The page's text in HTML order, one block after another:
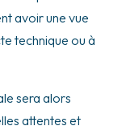
avoir une vue
technique ou à
sera alors
attentes et